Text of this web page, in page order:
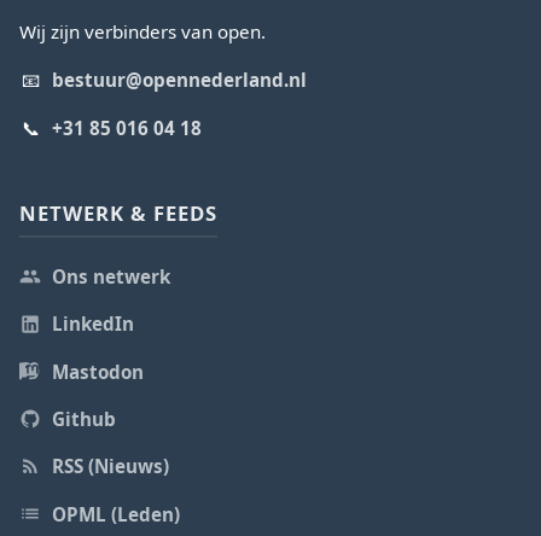
Wij zijn verbinders van open.
📧 bestuur@opennederland.nl
📞 +31 85 016 04 18
NETWERK & FEEDS
Ons netwerk
LinkedIn
Mastodon
Github
RSS (Nieuws)
OPML (Leden)